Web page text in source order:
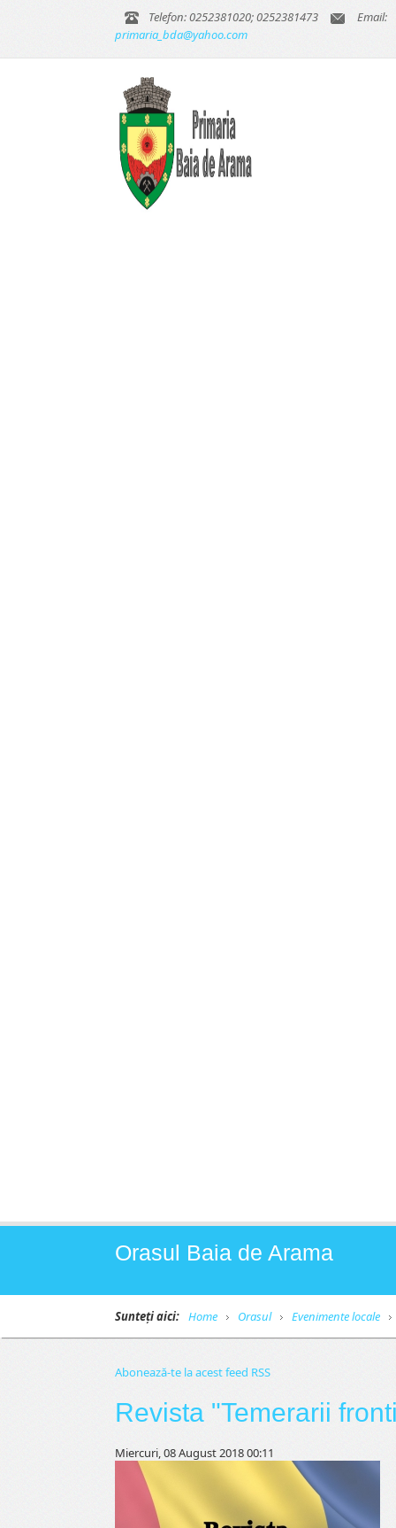
Telefon: 0252381020; 0252381473
Email:
primaria_bda@yahoo.com
Orasul Baia de Arama
Sunteți aici: Home Orasul Evenimente locale
Abonează-te la acest feed RSS
Revista "Temerarii
Miercuri, 08 August 2018 00:11